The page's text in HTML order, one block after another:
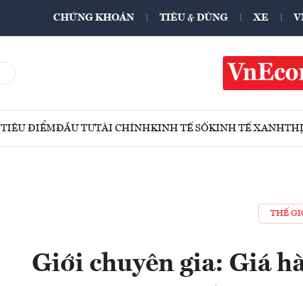
CHỨNG KHOÁN TIÊU & DÙNG XE
TIÊU ĐIỂMĐẦU TƯTÀI CHÍNHKINH TẾ SỐKINH TẾ XANHTHỊ
THẾ
Giới chuyên gia: Giá